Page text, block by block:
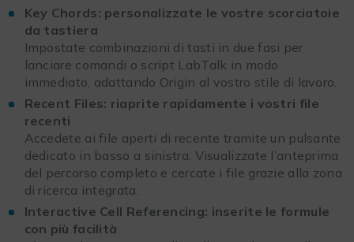
Key Chords: personalizzate le vostre scorciatoie
da tastiera
Impostate combinazioni di tasti in due fasi per
lanciare comandi o script LabTalk in modo
immediato, adattando Origin al vostro stile di lavoro.
Recent Files: riaprite rapidamente i vostri file
recenti
Accedete ai file aperti di recente tramite un pulsante
dedicato in basso a sinistra. Visualizzate l’anteprima
del percorso completo e cercate i file grazie alla zona
di ricerca integrata.
Interactive Cell Referencing: inserite le formule
con più facilità